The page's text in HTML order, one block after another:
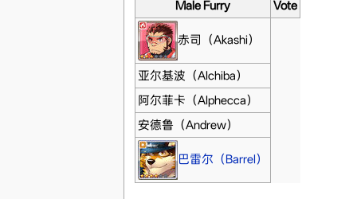
Male Furry Vote
赤司（Akashi）
亚尔基波（Alchiba）
阿尔菲卡（Alphecca）
安德鲁（Andrew）
巴雷尔（Barrel）